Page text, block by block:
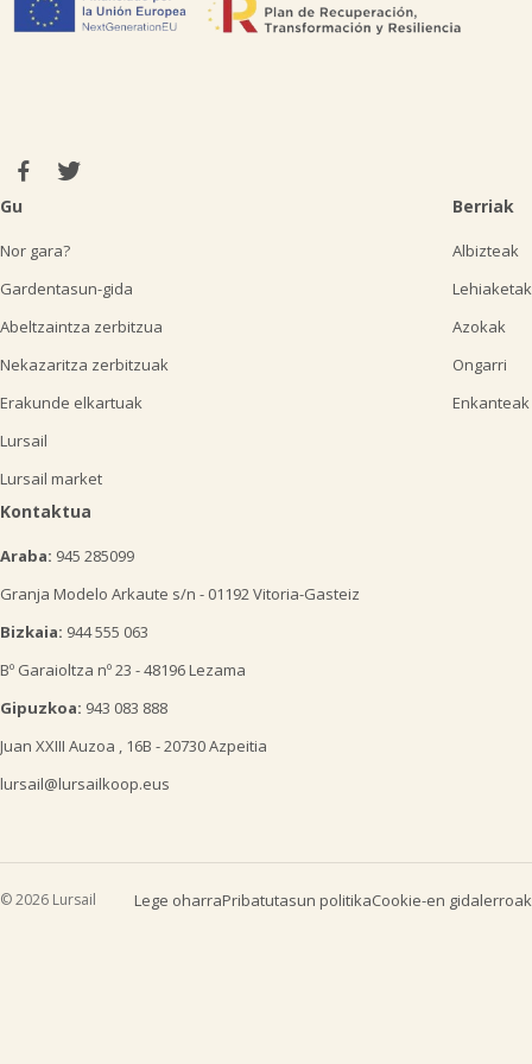
Gu
Nor gara?
Gardentasun-gida
Abeltzaintza zerbitzua
Nekazaritza zerbitzuak
Erakunde elkartuak
Lursail
Lursail market
Berriak
Albizteak
Lehiaketak
Azokak
Ongarri
Enkanteak
Kontaktua
Araba: 945 285099
Granja Modelo Arkaute s/n - 01192 Vitoria-Gasteiz
Bizkaia: 944 555 063
Bº Garaioltza nº 23 - 48196 Lezama
Gipuzkoa: 943 083 888
Juan XXIII Auzoa , 16B - 20730 Azpeitia
lursail@lursailkoop.eus
© 2026 Lursail Lege oharraPribatutasun politikaCookie-en gidalerroak